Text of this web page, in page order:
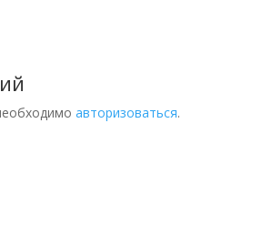
авторизоваться.